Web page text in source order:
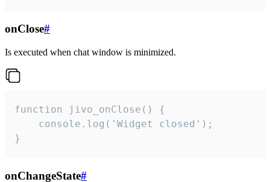
onClose#
Is executed when chat window is minimized.
function jivo_onClose() {
    console.log('Widget closed');
}
onChangeState#